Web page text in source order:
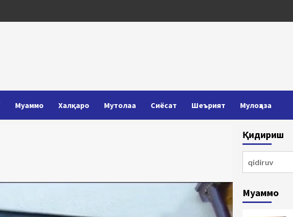
Муаммо Халқаро Мутолаа Сиёсат Шеърият Мулоҳаза
Қидириш
Муаммо